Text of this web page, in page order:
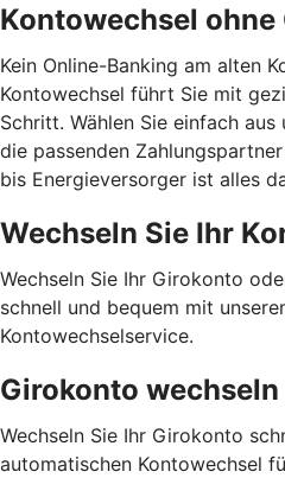
Kontowechsel
Kein Online-Banking am alten
Kontowechsel führt Sie mit
Schritt. Wählen Sie einfach
die passenden
bis Energieversorger ist alles
Wechseln Sie Ihr
Wechseln Sie Ihr Girokonto
schnell und bequem mit
Kontowechselservice.
Girokonto wechseln
Wechseln Sie Ihr Girokonto
automatischen Kontowechsel